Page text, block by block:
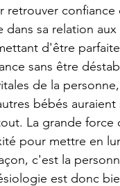
sa relation aux
d'être
sans être
de la
bébés
La grande
pour mettre en
c'est la
est donc